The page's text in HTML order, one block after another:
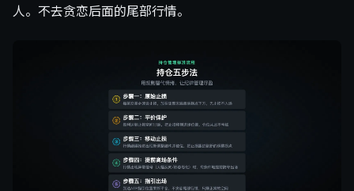
人。不去贪恋后面的尾部行情。